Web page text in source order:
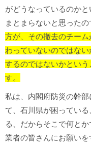
がどうなっているのか
まとまらないと思ったの
方が、その撤去のチー
わっていないのではな
するのではないかとい
す。
私は、内閣府防災の幹
て、石川県が困ってい
る、だからそこで何と
業者の皆さんにお願い